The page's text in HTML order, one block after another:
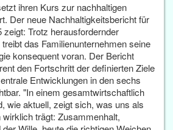
ihren Kurs zur nachhaltigen
Der neue Nachhaltigkeitsbericht für
Trotz herausfordernder
das Familienunternehmen seine
konsequent voran. Der Bericht
den Fortschritt der definierten Ziele
Entwicklungen in den sechs
"In einem gesamtwirtschaftlich
wie aktuell, zeigt sich, was uns als
trägt: Zusammenhalt,